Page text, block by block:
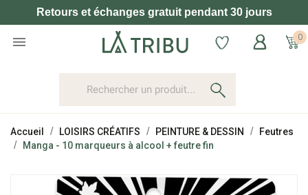
Retours et échanges gratuit pendant 30 jours
 0
Accueil LOISIRS CRÉATIFS PEINTURE & DESSIN
Feutres
Manga - 10 marqueurs à alcool + feutre fin